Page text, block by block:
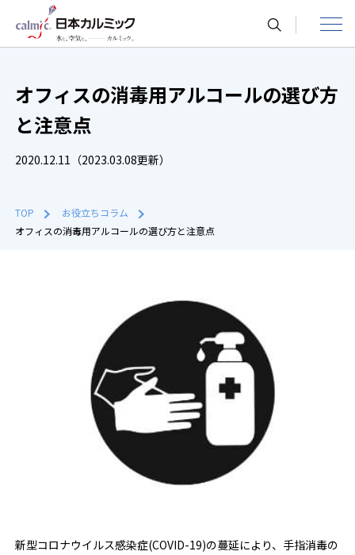
toggle
オフィスの消毒用アルコールの選び方
と注意点
2020.12.11（2023.03.08更新）
TOP
お役立ちコラム
オフィスの消毒用アルコールの選び方と注意点
新型コロナウイルス感染症(COVID-19)の蔓延により、手指消毒の